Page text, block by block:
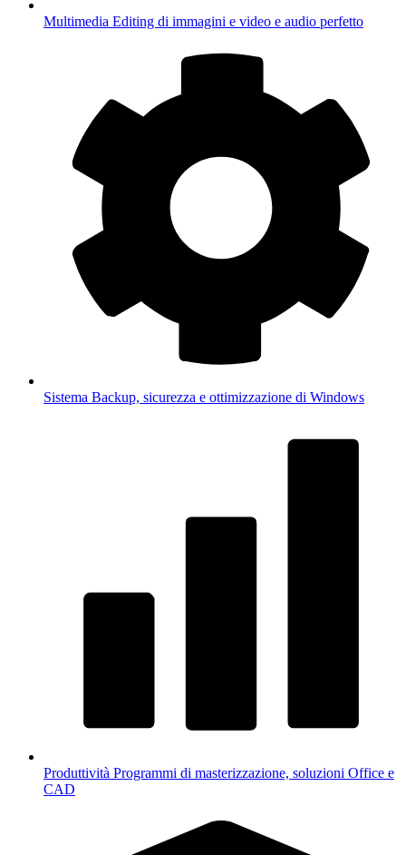
Multimedia Editing di immagini e video e audio perfetto
Sistema Backup, sicurezza e ottimizzazione di Windows
Produttività Programmi di masterizzazione, soluzioni Office e
CAD